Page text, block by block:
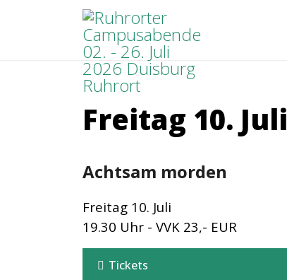
Freitag 10. Juli
Achtsam morden
Freitag 10. Juli
19.30 Uhr - VVK 23,- EUR
Tickets